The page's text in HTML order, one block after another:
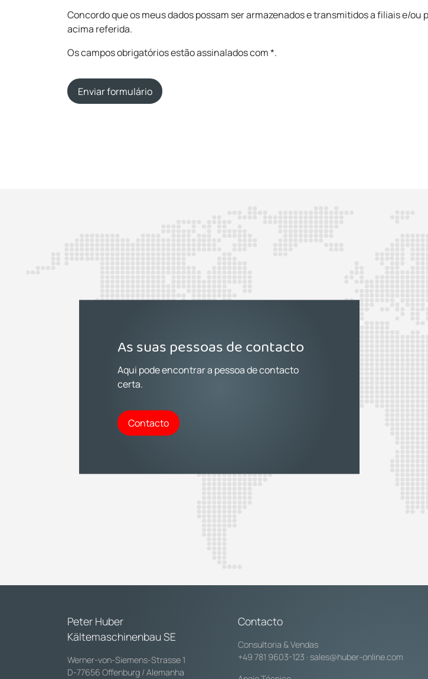
Concordo que os meus dados possam ser armazenados e transmitidos a filiais e/
acima referida.
Os campos obrigatórios estão assinalados com *.
Enviar formulário
As suas pessoas de contacto
Aqui pode encontrar a pessoa de contacto
certa.
Contacto
Peter Huber
Kältemaschinenbau SE
Werner-von-Siemens-Strasse 1
D-77656 Offenburg / Alemanha
Contacto
Consultoria & Vendas
+49 781 9603-123 · sales@huber-online.com